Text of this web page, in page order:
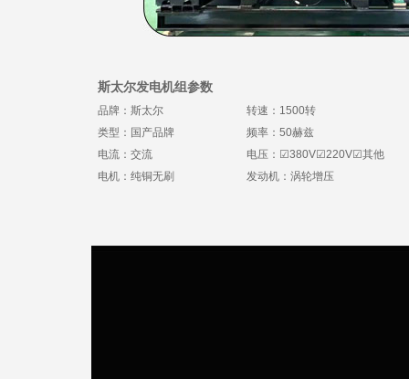
斯太尔发电机组参数
品牌：斯太尔
转速：1500转
类型：国产品牌
频率：50赫兹
电流：交流
电压： ☑380V☑220V☑其他
电机：纯铜无刷
发动机：涡轮增压